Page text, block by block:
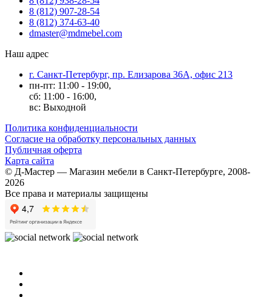
8 (812) 907-28-54
8 (812) 374-63-40
dmaster@mdmebel.com
Наш адрес
г. Санкт-Петербург, пр. Елизарова 36А, офис 213
пн-пт: 11:00 - 19:00,
сб: 11:00 - 16:00,
вс: Выходной
Политика конфиденциальности
Согласие на обработку персональных данных
Публичная оферта
Карта сайта
© Д-Мастер — Магазин мебели в Санкт-Петербурге, 2008-
2026
Все права и материалы защищены